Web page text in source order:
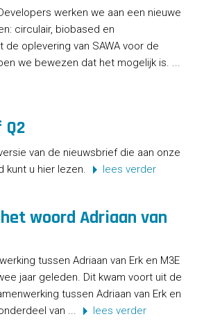
werken we aan een nieuwe
circulair, biobased en
de oplevering van SAWA voor de
we bewezen dat het mogelijk is. ...
van de nieuwsbrief die aan onze
kunt u hier lezen.
lees verder
woord Adriaan van
tussen Adriaan van Erk en M3E
jaar geleden. Dit kwam voort uit de
tussen Adriaan van Erk en
van ...
lees verder